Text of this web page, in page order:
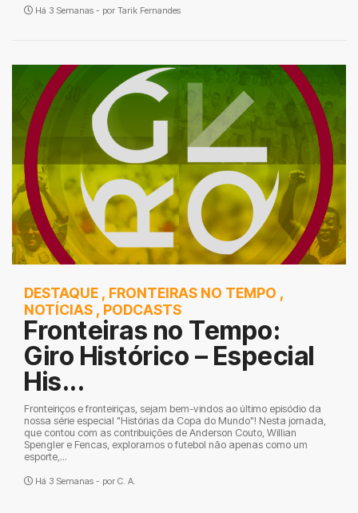
Há 3 Semanas - por Tarik Fernandes
DESTAQUE , FRONTEIRAS NO TEMPO ,
NOTÍCIAS , PODCASTS
Fronteiras no Tempo:
Giro Histórico – Especial
His...
Fronteiriços e fronteiriças, sejam bem-vindos ao último episódio da
nossa série especial "Histórias da Copa do Mundo"! Nesta jornada,
que contou com as contribuições de Anderson Couto, Willian
Spengler e Fencas, exploramos o futebol não apenas como um
esporte,...
Há 3 Semanas - por C. A.